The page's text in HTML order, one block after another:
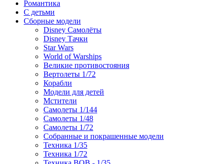
Романтика
С детьми
Сборные модели
Disney Самолёты
Disney Тачки
Star Wars
World of Warships
Великие противостояния
Вертолеты 1/72
Корабли
Модели для детей
Мстители
Самолеты 1/144
Самолеты 1/48
Самолеты 1/72
Собранные и покрашенные модели
Техника 1/35
Техника 1/72